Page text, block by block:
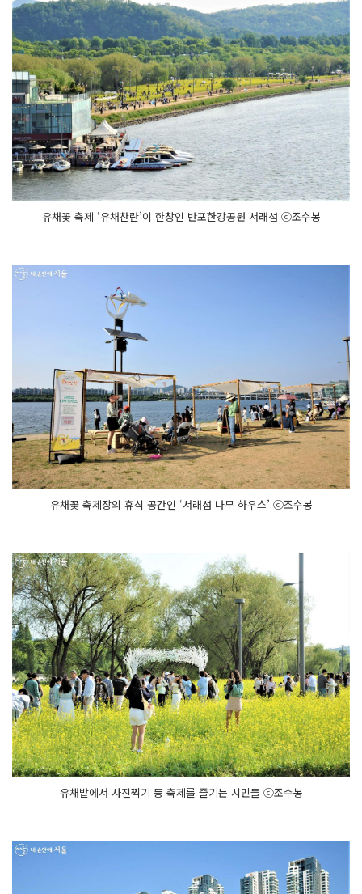
유채꽃 축제 ‘유채찬란’이 한창인 반포한강공원 서래섬 ⓒ조수봉
유채꽃 축제장의 휴식 공간인 ‘서래섬 나무 하우스’ ⓒ조수봉
유채밭에서 사진찍기 등 축제를 즐기는 시민들 ⓒ조수봉